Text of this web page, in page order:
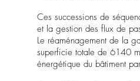
Ces successions de
et la gestion des flux de
Le réaménagement de la
superficie totale de 6140
énergétique du bâtiment